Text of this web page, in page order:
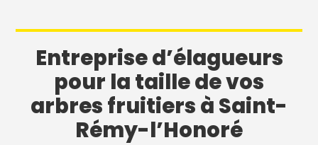
Entreprise d’élagueurs
pour la taille de vos
arbres fruitiers à Saint-
Rémy-l’Honoré